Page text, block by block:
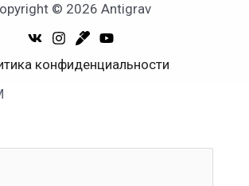
© 2026 Antigrav
конфиденциальности